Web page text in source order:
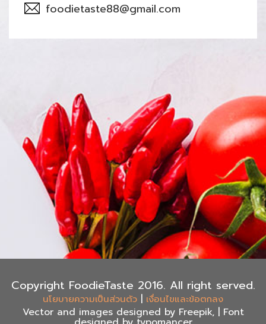
foodietaste88@gmail.com
Copyright FoodieTaste 2016. All right served.
นโยบายความเป็นส่วนตัว | เงื่อนไขและข้อตกลง
Vector and images designed by Freepik, | Font